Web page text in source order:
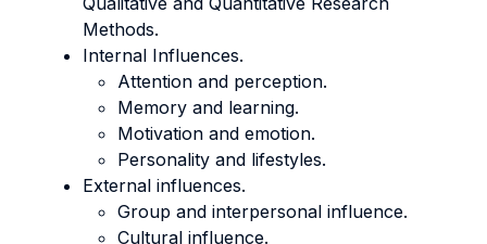
Methods.
Internal Influences.
Attention and perception.
Memory and learning.
Motivation and emotion.
Personality and lifestyles.
External influences.
Group and interpersonal influence.
Cultural influence.